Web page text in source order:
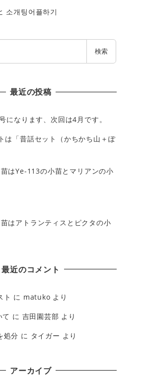
소개팅어플하기
検索
最近の投稿
になります、次回は4月です。
は「昔話セット（かちかち山＋ぽ
はYe-113の小苗とマリアンの小
はアトランティスとピクタの小
最近のコメント
ト に matuko より
て に 吉田園芸部 より
処分 に タイガー より
アーカイブ